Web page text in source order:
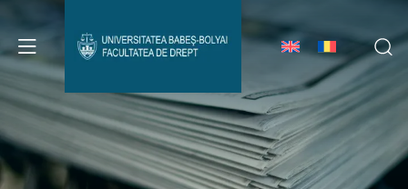
Avizier Studenți
Studii
Admitere